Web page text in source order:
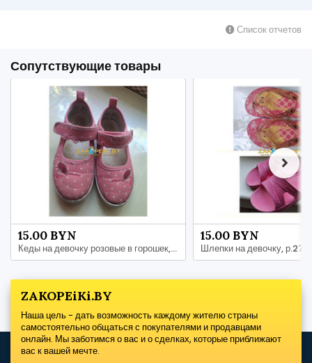
Список отчетов
Сопутствующие товары
15.00 BYN
Кеды на девочку розовые в горошек, р 29, б.у в хорошем состоянии
15.00 BYN
ZAKOPEiKi.BY
Наша цель - дать возможность каждому жителю страны
самостоятельно общаться с покупателями и продавцами
онлайн. Мы заботимся о вас и о сделках, которые приближают
вас к вашей мечте.